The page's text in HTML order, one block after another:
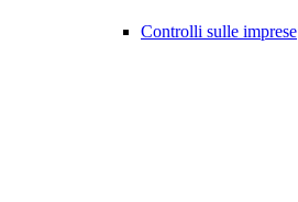
Controlli sulle imprese